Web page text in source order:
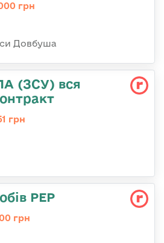
грн
Довбуша
(ЗСУ) вся
грн
РЕР
грн